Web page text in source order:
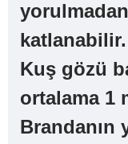
katlanabilir.
Kuş gözü
ortalama 1
Brandanın